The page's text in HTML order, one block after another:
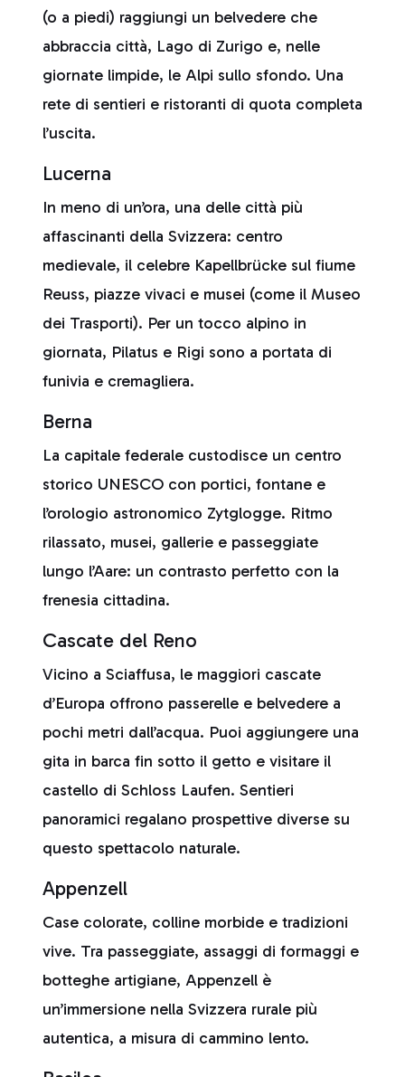
(o a piedi) raggiungi un belvedere che
abbraccia città, Lago di Zurigo e, nelle
giornate limpide, le Alpi sullo sfondo. Una
rete di sentieri e ristoranti di quota completa
l’uscita.
Lucerna
In meno di un’ora, una delle città più
affascinanti della Svizzera: centro
medievale, il celebre Kapellbrücke sul fiume
Reuss, piazze vivaci e musei (come il Museo
dei Trasporti). Per un tocco alpino in
giornata, Pilatus e Rigi sono a portata di
funivia e cremagliera.
Berna
La capitale federale custodisce un centro
storico UNESCO con portici, fontane e
l’orologio astronomico Zytglogge. Ritmo
rilassato, musei, gallerie e passeggiate
lungo l’Aare: un contrasto perfetto con la
frenesia cittadina.
Cascate del Reno
Vicino a Sciaffusa, le maggiori cascate
d’Europa offrono passerelle e belvedere a
pochi metri dall’acqua. Puoi aggiungere una
gita in barca fin sotto il getto e visitare il
castello di Schloss Laufen. Sentieri
panoramici regalano prospettive diverse su
questo spettacolo naturale.
Appenzell
Case colorate, colline morbide e tradizioni
vive. Tra passeggiate, assaggi di formaggi e
botteghe artigiane, Appenzell è
un’immersione nella Svizzera rurale più
autentica, a misura di cammino lento.